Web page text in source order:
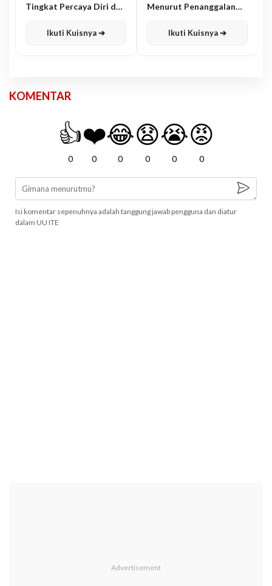
Tingkat Percaya Diri dan
Ikuti Kuisnya ➔
Menurut Penanggalan
Ikuti Kuisnya ➔
KOMENTAR
👍
0
❤️
0
😂
0
😧
0
😭
0
😡
0
Isi komentar sepenuhnya adalah tanggung jawab pengguna dan diatur
dalam UU ITE